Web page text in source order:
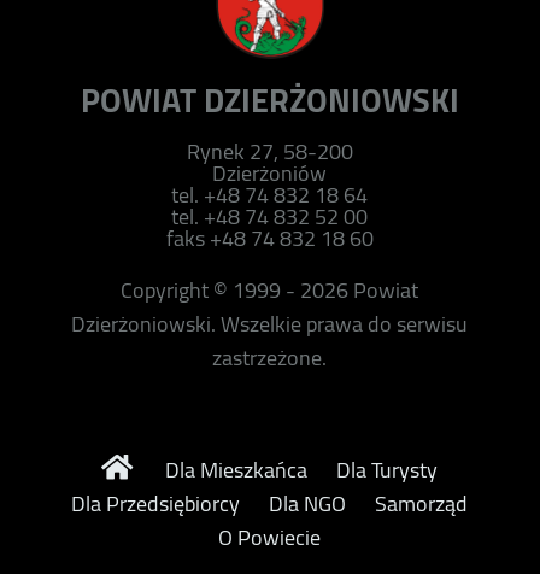
POWIAT DZIERŻONIOWSKI
Rynek 27, 58-200
Dzierżoniów
tel. +48 74 832 18 64
tel. +48 74 832 52 00
faks +48 74 832 18 60
Copyright © 1999 - 2026 Powiat
Dzierżoniowski. Wszelkie prawa do serwisu
zastrzeżone.
Dla Mieszkańca
Dla Turysty
Dla Przedsiębiorcy
Dla NGO
Samorząd
O Powiecie